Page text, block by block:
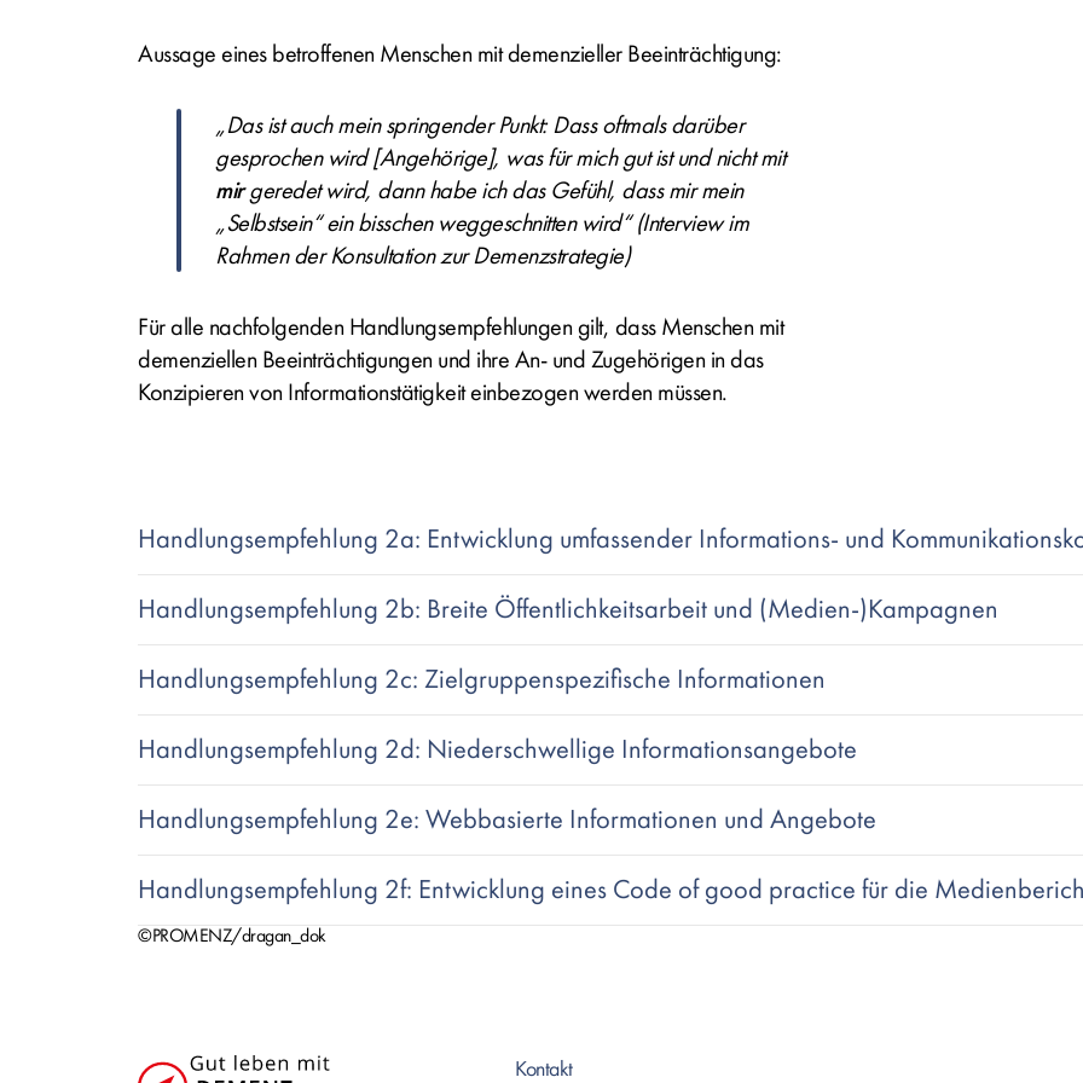
Aussage eines betroffenen Menschen mit demenzieller Beeinträchtigung:
„Das ist auch mein springender Punkt: Dass oftmals darüber
gesprochen wird [Angehörige], was für mich gut ist und nicht mit
mirgeredet wird, dann habe ich das Gefühl, dass mir mein
„Selbstsein“ ein bisschen weggeschnitten wird“ (Interview im
Rahmen der Konsultation zur Demenzstrategie)
Für alle nachfolgenden Handlungsempfehlungen gilt, dass Menschen mit
demenziellen Beeinträchtigungen und ihre An- und Zugehörigen in das
Konzipieren von Informationstätigkeit einbezogen werden müssen.
Handlungsempfehlung 2a: Entwicklung umfassender Informations- und
Handlungsempfehlung 2b: Breite Öffentlichkeitsarbeit und (Medien-)Kampagnen
Handlungsempfehlung 2c: Zielgruppenspezifische Informationen
Handlungsempfehlung 2d: Niederschwellige Informationsangebote
Handlungsempfehlung 2e: Webbasierte Informationen und Angebote
Handlungsempfehlung 2f: Entwicklung eines Code of good practice für die
Text
©PROMENZ/dragan_dok
Kontakt